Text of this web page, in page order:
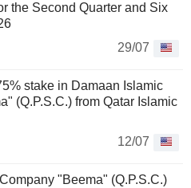
the Second Quarter and Six
29/07
stake in Damaan Islamic
(Q.P.S.C.) from Qatar Islamic
12/07
"Beema" (Q.P.S.C.)